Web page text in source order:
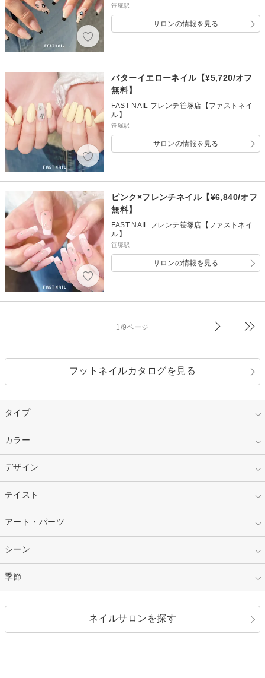
笹塚駅
サロンの情報を見る
バターイエローネイル【¥5,720/オフ
無料】
FAST NAIL フレンテ笹塚店【ファストネイ
ル】
笹塚駅
サロンの情報を見る
ピンク×フレンチネイル【¥6,840/オフ
無料】
FAST NAIL フレンテ笹塚店【ファストネイ
ル】
笹塚駅
サロンの情報を見る
1/9ページ
フットネイルカタログを見る
タイプ
指定なし
スカルプ
ネイルチップ
カラー
指定なし
ベージュ
レッド
シルバー グリーン
ブラウン
デザイン
指定なし
その他フレンチ
カラーグラデーション
ハート
アニマル
テイスト
指定なし
シンプル
カジュアル
アート・パーツ
指定なし
押し花
3D
シーン
指定なし
季節
ネイルサロンを探す